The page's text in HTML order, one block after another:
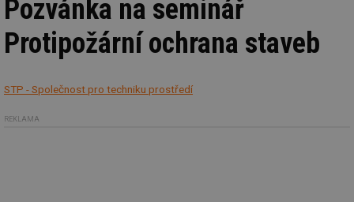
Pozvánka na seminář
Protipožární ochrana staveb
STP - Společnost pro techniku prostředí
REKLAMA